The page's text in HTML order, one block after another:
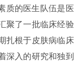
质的医生队伍是医
聚了一批临床经验
扎根于皮肤病临床
深入的研究和独到